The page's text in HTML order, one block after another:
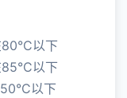
以下
以下
以下